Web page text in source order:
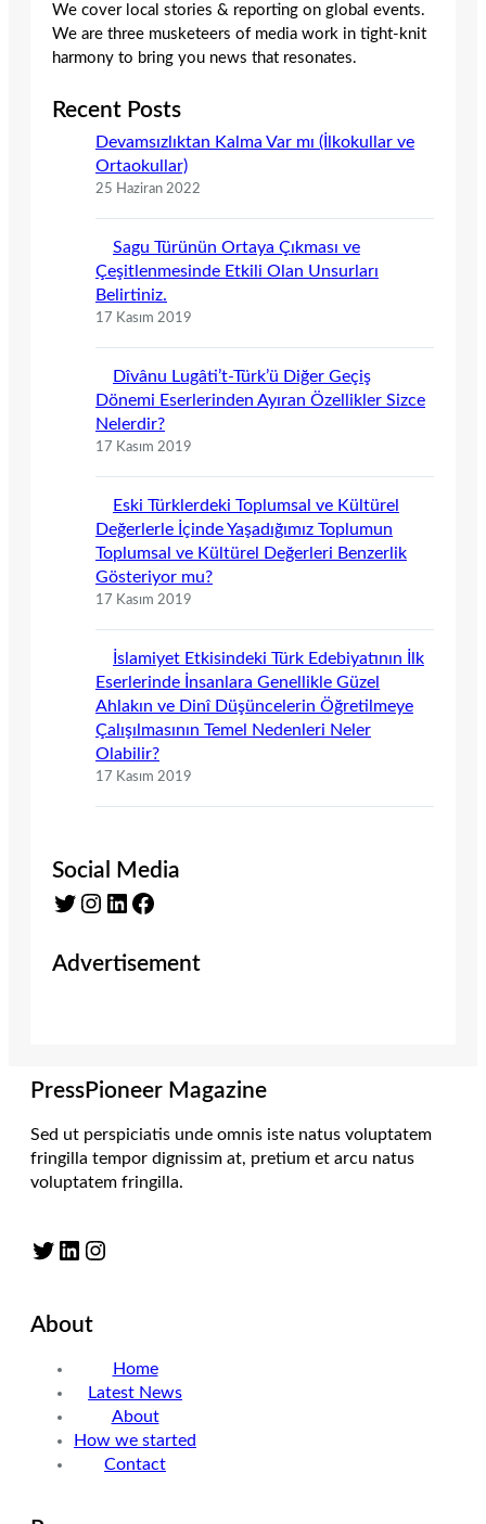
We cover local stories & reporting on global events.
We are three musketeers of media work in tight-knit
harmony to bring you news that resonates.
Recent Posts
Devamsızlıktan Kalma Var mı (İlkokullar ve
Ortaokullar)
25 Haziran 2022
Sagu Türünün Ortaya Çıkması ve
Çeşitlenmesinde Etkili Olan Unsurları
Belirtiniz.
17 Kasım 2019
Dîvânu Lugâti’t-Türk’ü Diğer Geçiş
Dönemi Eserlerinden Ayıran Özellikler Sizce
Nelerdir?
17 Kasım 2019
Eski Türklerdeki Toplumsal ve Kültürel
Değerlerle İçinde Yaşadığımız Toplumun
Toplumsal ve Kültürel Değerleri Benzerlik
Gösteriyor mu?
17 Kasım 2019
İslamiyet Etkisindeki Türk Edebiyatının İlk
Eserlerinde İnsanlara Genellikle Güzel
Ahlakın ve Dinî Düşüncelerin Öğretilmeye
Çalışılmasının Temel Nedenleri Neler
Olabilir?
17 Kasım 2019
Social Media
Twitter Instagram LinkedIn Facebook
Advertisement
PressPioneer Magazine
Sed ut perspiciatis unde omnis iste natus voluptatem
fringilla tempor dignissim at, pretium et arcu natus
voluptatem fringilla.
Twitter LinkedIn Instagram
About
Home
Latest News
About
How we started
Contact